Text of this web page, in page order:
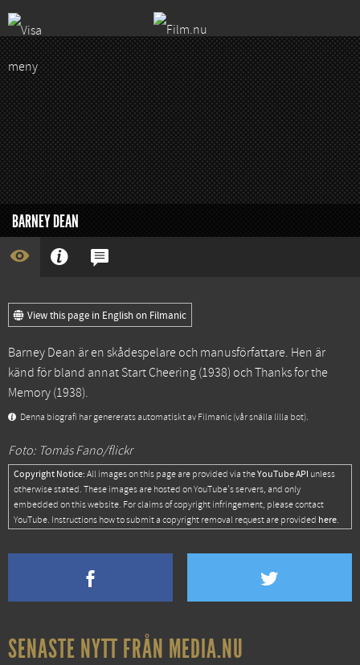
BARNEY DEAN
View this page in English on Filmanic
Barney Dean är en skådespelare och manusförfattare. Hen är
känd för bland annat Start Cheering (1938) ochThanks for the
Memory (1938).
Denna biografi har genererats automatiskt av Filmanic (vår snälla lilla bot).
Foto: Tomás Fano/flickr
Copyright Notice: All images on this page are provided via theYouTube API unless
otherwise stated. These images are hosted on YouTube's servers, and only
embedded on this website. For claims of copyright infringement, please contact
YouTube. Instructions how to submit a copyright removal request are provided here.
SENASTE NYTT FRÅN MEDIA.NU